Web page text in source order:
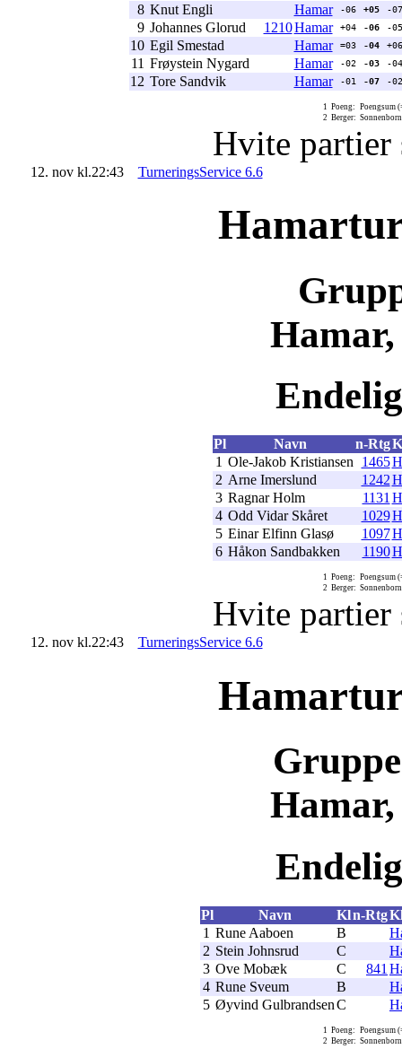
8 Knut Engli Hamar -06 +05 -07
9 Johannes Glorud 1210Hamar +04 -06 -05
10 Egil Smestad Hamar =03 -04 +06
11 Frøystein Nygard Hamar -02 -03 -04
12 Tore Sandvik Hamar -01 -07 -02
1 Poeng: Poengsum
2 Berger:
Hvite partier
12. nov kl.22:43 TurneringsService 6.6
Hamar,
Pl Navn n-Rtg
1 Ole-Jakob Kristiansen 1465
2 Arne Imerslund 1242
3 Ragnar Holm 1131
4 Odd Vidar Skåret 1029
5 Einar Elfinn Glasø 1097
6 Håkon Sandbakken 1190
1 Poeng: Poengsum
2 Berger:
Hvite partier
12. nov kl.22:43 TurneringsService 6.6
Hamar,
Pl Navn Kln-Rtg
1 Rune Aaboen B
2 Stein Johnsrud C
3 Ove Mobæk C 841
4 Rune Sveum B
5 Øyvind GulbrandsenC
1 Poeng: Poengsum
2 Berger: